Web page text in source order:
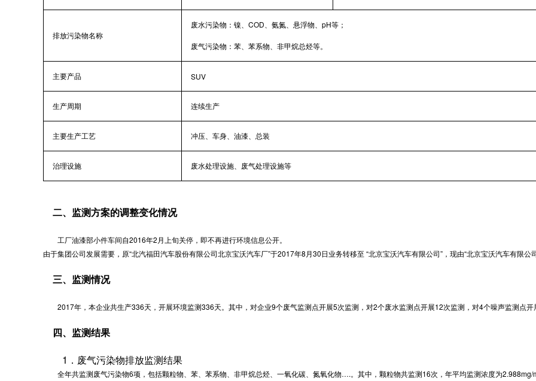
排放污染物名称
废水污染物：镍、COD、氨氮、悬浮物、pH等；
废气污染物：苯、苯系物、非甲烷总烃等。
主要产品 SUV
生产周期 连续生产
主要生产工艺 冲压、车身、油漆、总装
治理设施 废水处理设施、废气处理设施等
二、监测方案的调整变化情况
工厂油漆部小件车间自2016年2月上旬关停，即不再进行环境信息公开。
由于集团公司发展需要，原“北汽福田汽车股份有限公司北京宝沃汽车厂”于2017年8月30日业务转移至 “北京宝沃汽车有限公司”，现由“北京宝沃汽车有限
三、监测情况
2017年，本企业共生产336天，开展环境监测336天。其中，对企业9个废气监测点开展5次监测，对2个废水监测点开展12次监测，对4个噪声监测点开
四、监测结果
1．废气污染物排放监测结果
全年共监测废气污染物6项，包括颗粒物、苯、苯系物、非甲烷总烃、一氧化碳、氮氧化物….。其中，颗粒物共监测16次，年平均监测浓度为